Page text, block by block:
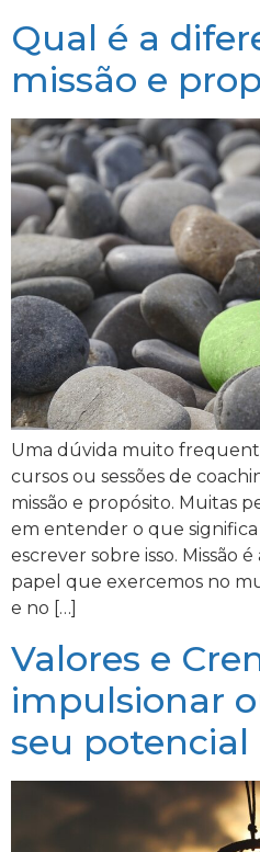
Qual é a
missão e
Uma dúvida muito
cursos ou sessões de
missão e propósito. Muitas
em entender o que significa
escrever sobre isso. Missão
papel que exercemos no
e no […]
Valores e
impulsionar
seu potencial